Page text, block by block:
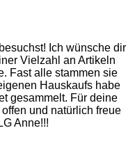
Ich wünsche dir
Vielzahl an Artikeln
Fast alle stammen sie
Hauskaufs habe
gesammelt. Für deine
und natürlich freue
Anne!!!